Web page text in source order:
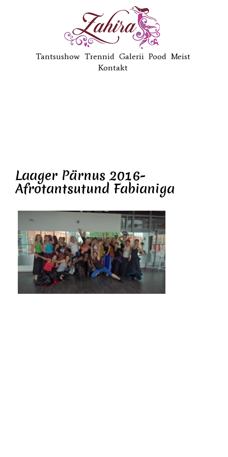
Tantsushow Trennid Galerii Pood Meist
Kontakt
Laager Pärnus 2016-
Afrotantsutund Fabianiga